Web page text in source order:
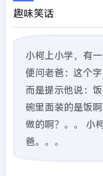
趣味笑话
小柯上小学，有
便问老爸：这个
而是提示他说：
碗里面装的是饭
做的啊？。。 小
爸。。。